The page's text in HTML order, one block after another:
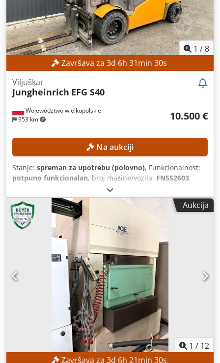
1 /8
Završava za 3d 6h 31min 28s
Województwo wielkopolskie
953 km
Viljuškar
Jungheinrich EFG S40
10.500 €
Na aukciji
Stanje: spreman za upotrebu (polovno), Funkcionalnost:
potpuno funkcionalan, broj mašine/vozila: FN552603,
, radni sati:
dizanja:3.540 mm, tip jarma:dupleks, građevinska visina:
2.520 mm
, Oprema: bočni pomak
, Bez minimalne cene –
garantovana prodaja po najvišoj ponudi! TEHNIČKE
KARAKTERISTIKE Visina podizanja: 3.540 mm Ukupna
visina: 2.520 mm KARAKTERISTIKE MAŠINE Tip jarbola:
Dupleks sa slobodnim podizanjem Dkjdszrlvfspfx Amter
Napon baterije: 80 V Kapacitet baterije: 930 Ah Godina
proizvodnje baterije: 2017 Hidraulični ventili: 3./4. ventil
Radni sati: 1.398 sati OPREMA Bočni pomerac Pozicioner
viljuške Punjač, u ceni Eksterna referenca: SL13606SP
Aukcija
1 / 12
Završava za 3d 6h 21min 28s